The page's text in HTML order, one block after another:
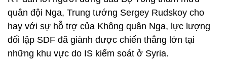
quân đội Nga, Trung tướng Sergey Rudskoy cho
hay với sự hỗ trợ của Không quân Nga, lực lượng
đối lập SDF đã giành được chiến thắng lớn tại
những khu vực do IS kiểm soát ở Syria.